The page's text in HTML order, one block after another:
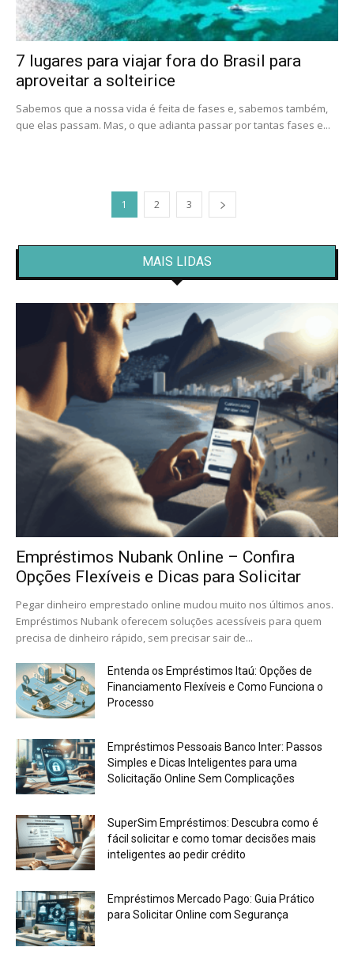
7 lugares para viajar fora do Brasil para
aproveitar a solteirice
Sabemos que a nossa vida é feita de fases e, sabemos também,
que elas passam. Mas, o que adianta passar por tantas fases e...
1 2 3
MAIS LIDAS
Empréstimos Nubank Online – Confira
Opções Flexíveis e Dicas para Solicitar
Pegar dinheiro emprestado online mudou muito nos últimos anos.
Empréstimos Nubank oferecem soluções acessíveis para quem
precisa de dinheiro rápido, sem precisar sair de...
Entenda os Empréstimos Itaú: Opções de
Financiamento Flexíveis e Como Funciona o
Processo
Empréstimos Pessoais Banco Inter: Passos
Simples e Dicas Inteligentes para uma
Solicitação Online Sem Complicações
SuperSim Empréstimos: Descubra como é
fácil solicitar e como tomar decisões mais
inteligentes ao pedir crédito
Empréstimos Mercado Pago: Guia Prático
para Solicitar Online com Segurança